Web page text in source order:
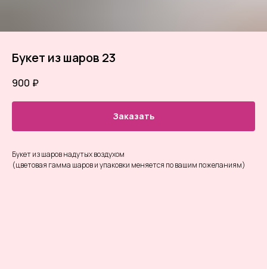
Букет из шаров 23
900 ₽
Заказать
Букет из шаров надутых воздухом
(цветовая гамма шаров и упаковки меняется по вашим пожеланиям)